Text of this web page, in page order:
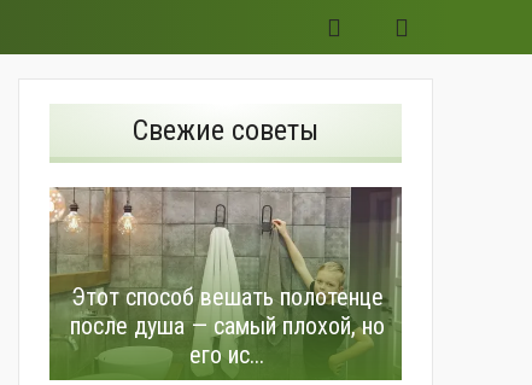
Свежие советы
Этот способ вешать полотенце
после душа — самый плохой, но
его ис...